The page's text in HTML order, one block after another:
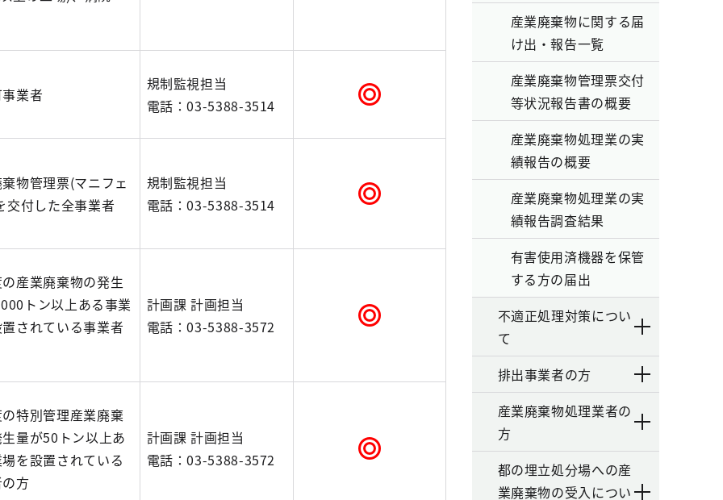
業者
規制監視担当
電話：03-5388-3514
物管理票(マニフェ
交付した全事業者
規制監視担当
電話：03-5388-3514
産業廃棄物の発生
トン以上ある事業
されている事業者
計画課 計画担当
電話：03-5388-3572
特別管理産業廃棄
量が50トン以上あ
を設置されている
方
計画課 計画担当
電話：03-5388-3572
産業廃棄物に関する届
け出・報告一覧
産業廃棄物管理票交付
等状況報告書の概要
産業廃棄物処理業の実
績報告の概要
産業廃棄物処理業の実
績報告調査結果
有害使用済機器を保管
する方の届出
不適正処理対策につい
て
排出事業者の方
産業廃棄物処理業者の
方
都の埋立処分場への産
業廃棄物の受入につい